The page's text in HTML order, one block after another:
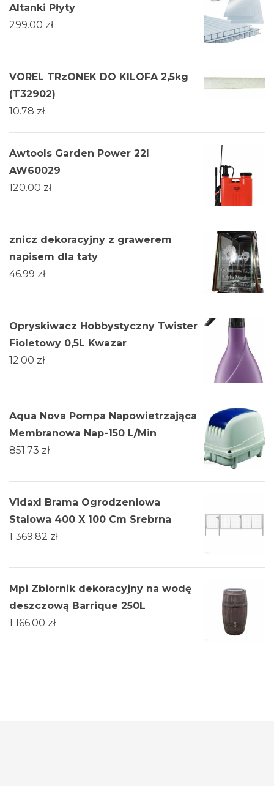
Altanki Płyty
299.00 zł
VOREL TRzONEK DO KILOFA 2,5kg
(T32902)
10.78 zł
Awtools Garden Power 22l
AW60029
120.00 zł
znicz dekoracyjny z grawerem
napisem dla taty
46.99 zł
Opryskiwacz Hobbystyczny Twister
Fioletowy 0,5L Kwazar
12.00 zł
Aqua Nova Pompa Napowietrzająca
Membranowa Nap-150 L/Min
851.73 zł
Vidaxl Brama Ogrodzeniowa
Stalowa 400 X 100 Cm Srebrna
1 369.82 zł
Mpi Zbiornik dekoracyjny na wodę
deszczową Barrique 250L
1 166.00 zł